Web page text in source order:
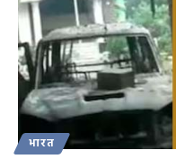
भारत